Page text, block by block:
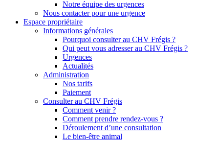
Notre équipe des urgences
Nous contacter pour une urgence
Espace propriétaire
Informations générales
Pourquoi consulter au CHV Frégis ?
Qui peut vous adresser au CHV Frégis ?
Urgences
Actualités
Administration
Nos tarifs
Paiement
Consulter au CHV Frégis
Comment venir ?
Comment prendre rendez-vous ?
Déroulement d’une consultation
Le bien-être animal